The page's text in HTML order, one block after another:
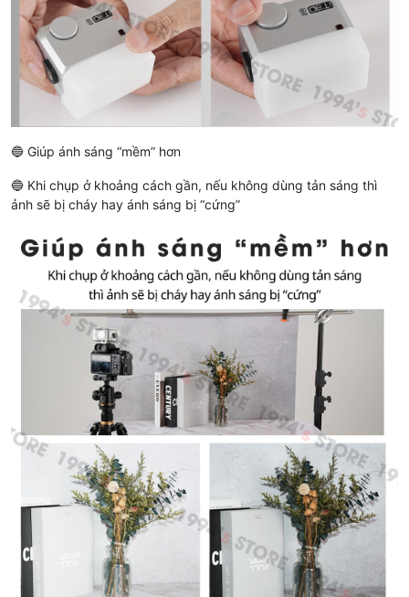
🔵 Giúp ánh sáng “mềm” hơn
🔵 Khi chụp ở khoảng cách gần, nếu không dùng tản sáng thì
ảnh sẽ bị cháy hay ánh sáng bị “cứng”